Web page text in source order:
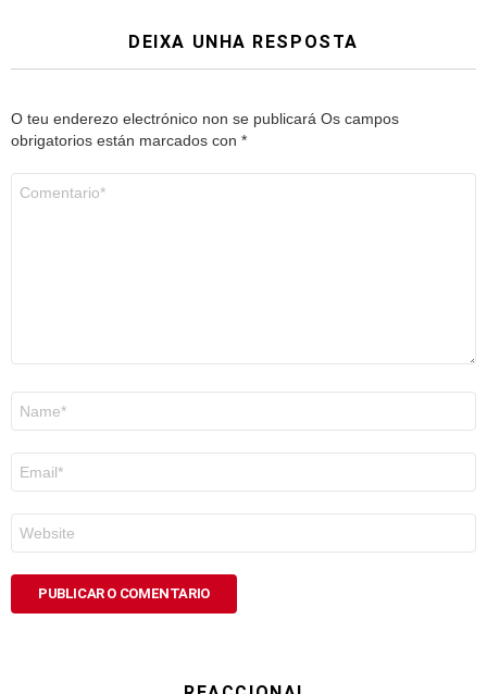
DEIXA UNHA RESPOSTA
O teu enderezo electrónico non se publicará Os campos
obrigatorios están marcados con *
electrónico
*